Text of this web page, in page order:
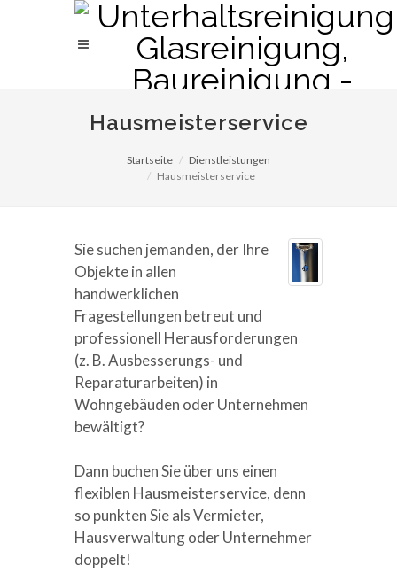
Hausmeisterservice
Startseite
Dienstleistungen
Hausmeisterservice
Sie suchen jemanden, der Ihre
Objekte in allen
handwerklichen
Fragestellungen betreut und
professionell Herausforderungen
(z. B. Ausbesserungs- und
Reparaturarbeiten) in
Wohngebäuden oder Unternehmen
bewältigt?
Dann buchen Sie über uns einen
flexiblen Hausmeisterservice, denn
so punkten Sie als Vermieter,
Hausverwaltung oder Unternehmer
doppelt!